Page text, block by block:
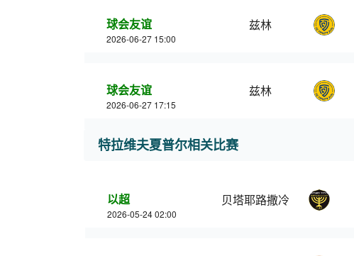
球会友谊
2026-06-27 15:00
兹林
球会友谊
2026-06-27 17:15
兹林
特拉维夫夏普尔相关比赛
以超
2026-05-24 02:00
贝塔耶路撒冷